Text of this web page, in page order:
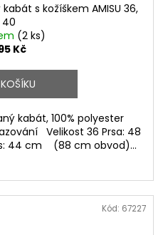
s kožíškem AMISU 36,
40
(2 ks)
Kč
kabát, 100% polyester
Velikost 36 Prsa: 48
44 cm (88 cm obvod)...
Kód: 67227